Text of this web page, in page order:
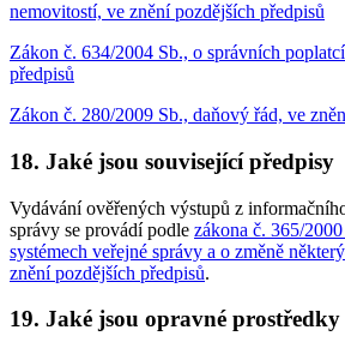
nemovitostí, ve znění pozdějších předpisů
Zákon č. 634/2004 Sb., o správních
předpisů
Zákon č. 280/2009 Sb., daňový řád, ve
18. Jaké jsou související předpisy
Vydávání ověřených výstupů z
správy se provádí podle zákona č. 365/
systémech veřejné správy a o změně
znění pozdějších předpisů.
19. Jaké jsou opravné